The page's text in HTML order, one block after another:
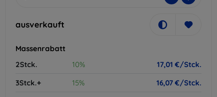
ausverkauft
Massenrabatt
2Stck.
10%
17,01 €/Stck.
3Stck.+
15% 16,07 €/Stck.